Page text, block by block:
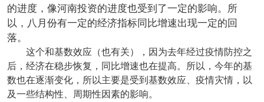
的进度，像河南投资的进度也受到了一定的影响。所
以，八月份有一定的经济指标同比增速出现一定的回
落。
这个和基数效应（也有关），因为去年经过疫情防控之
后，经济在稳步恢复，同比增速也在提高。所以，今年的基
数也在逐渐变化，所以主要是受到基数效应、疫情灾情，以
及一些结构性、周期性因素的影响。